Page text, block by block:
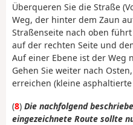
Überqueren Sie die Straße
Weg, der hinter dem Zaun
Straßenseite nach oben
auf der rechten Seite und
Auf einer Ebene ist der Weg
Gehen Sie weiter nach
erreichen (kleine asphaltierte
(8) Die nachfolgend
eingezeichnete Route sollte